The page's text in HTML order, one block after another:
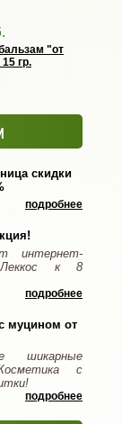
"от
гр.
скидки
подробнее
интернет-
Леккос к 8
подробнее
муцином от
шикарные
с
подробнее